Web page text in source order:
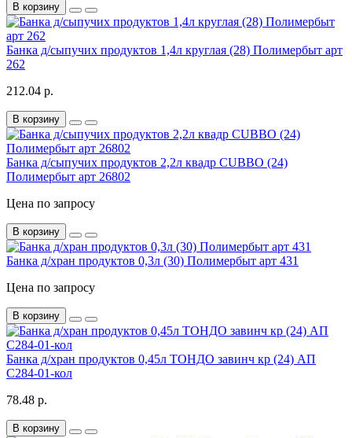
В корзину
Банка д/сыпучих продуктов 1,4л круглая (28) Полимербыт арт
262
212.04 р.
В корзину
Банка д/сыпучих продуктов 2,2л квадр CUBBO (24)
Полимербыт арт 26802
Цена по запросу
В корзину
Банка д/хран продуктов 0,3л (30) Полимербыт арт 431
Цена по запросу
В корзину
Банка д/хран продуктов 0,45л ТОНДО завинч кр (24) АП
С284-01-кол
78.48 р.
В корзину